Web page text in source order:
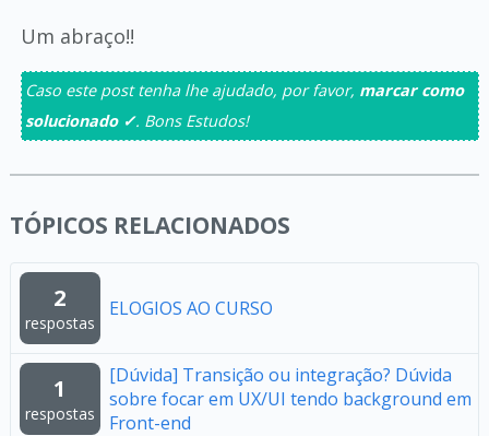
Um abraço!!
Caso este post tenha lhe ajudado, por favor, marcar como
solucionado ✓. Bons Estudos!
TÓPICOS RELACIONADOS
2
respostas
ELOGIOS AO CURSO
1
respostas
[Dúvida] Transição ou integração? Dúvida
sobre focar em UX/UI tendo background em
Front-end